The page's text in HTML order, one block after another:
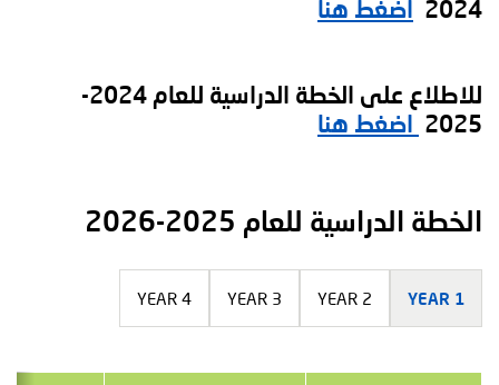
2024 اضغط هنا
للاطلاع على الخطة الدراسية للعام 2024-
2025 اضغط هنا
الخطة الدراسية للعام 2025-2026
YEAR 1
YEAR 2
YEAR 3
YEAR 4